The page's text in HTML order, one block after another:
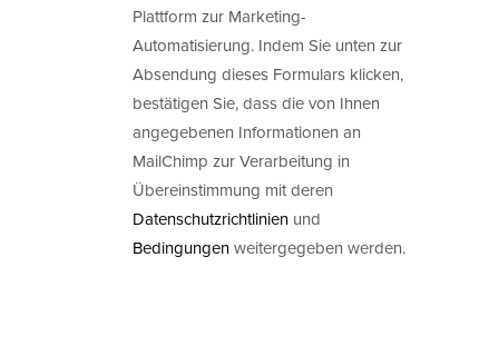
Plattform zur Marketing-
Automatisierung. Indem Sie unten zur
Absendung dieses Formulars klicken,
bestätigen Sie, dass die von Ihnen
angegebenen Informationen an
MailChimp zur Verarbeitung in
Übereinstimmung mit deren
Datenschutzrichtlinien und
Bedingungenweitergegeben werden.